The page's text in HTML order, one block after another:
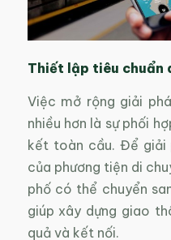
Thiết lập tiêu chuẩn
Việc mở rộng giải
nhiều hơn là sự phối
kết toàn cầu. Để giải
của phương tiện di
phố có thể chuyển
giúp xây dựng giao
quả và kết nối.